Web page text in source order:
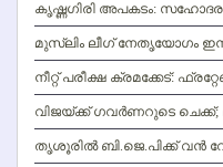
കൃഷ്ണഗിരി അപകടം:
മുസ്ലിം ലീഗ് നേതൃയോഗം
നീറ്റ് പരീക്ഷ ക്രമക്കേട്:
വിജയ്ക്ക് ഗവര്‍ണറുടെ ചെക്ക്;
തൃശൂരില്‍ ബി.ജെ.പിക്ക് വന്‍